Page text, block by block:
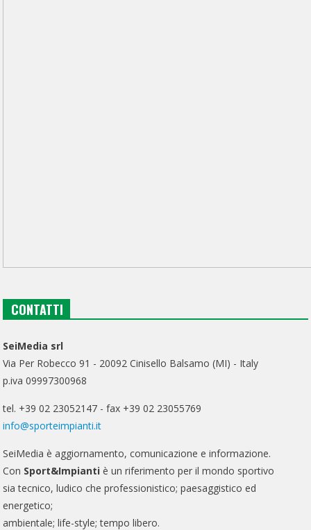
CONTATTI
SeiMedia srl
Via Per Robecco 91 - 20092 Cinisello Balsamo (MI) - Italy
p.iva 09997300968
tel. +39 02 23052147 - fax +39 02 23055769
info@sporteimpianti.it
SeiMedia è aggiornamento, comunicazione e informazione.
Con Sport&Impianti è un riferimento per il mondo sportivo
sia tecnico, ludico che professionistico; paesaggistico ed
energetico;
ambientale; life-style; tempo libero.